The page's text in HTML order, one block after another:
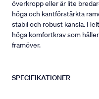
överkropp eller är lite
höga och kantförstärkta
stabil och robust känsla.
höga komfortkrav som
framöver.
SPECIFIKATIONER